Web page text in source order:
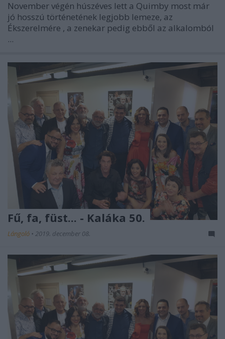
November végén húszéves lett a Quimby most már
jó hosszú történetének legjobb lemeze, az
Ékszerelmére , a zenekar pedig ebből az alkalomból
...
Fű, fa, füst... - Kaláka 50.
Lángoló • 2019. december 08.